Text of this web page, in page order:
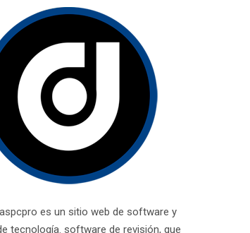
es un sitio web de software y
tecnología. software de revisión, que